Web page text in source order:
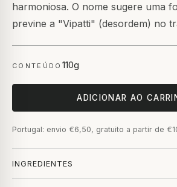
harmoniosa. O nome sugere uma
previne a "Vipatti" (desordem) no
CONTEÚDO 110g
ADICIONAR AO
Portugal: envio €6,50, gratuito a partir de
INGREDIENTES